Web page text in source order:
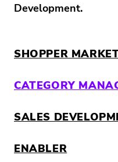
Development.
SHOPPER
CATEGORY
SALES
ENABLER